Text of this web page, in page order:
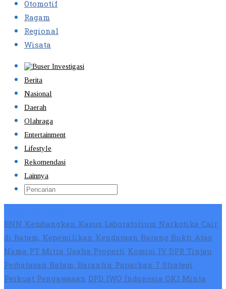
Otomotif
Ragam
Regional
Wisata
Berita
Nasional
Daerah
Olahraga
Entertainment
Lifestyle
Rekomendasi
Lainnya
BNN Kembangkan Kasus Laboratorium Narkotika Cair
di Batam, Kepemilikan Kendaraan Barang Bukti Atas
Nama PT Mitra Usaha PropertiKomisi IV DPR Tinjau
Perbatasan Batam, Barantin Paparkan 7 Strategi
Perkuat PengawasanDPD IWO Indonesia OKI Minta